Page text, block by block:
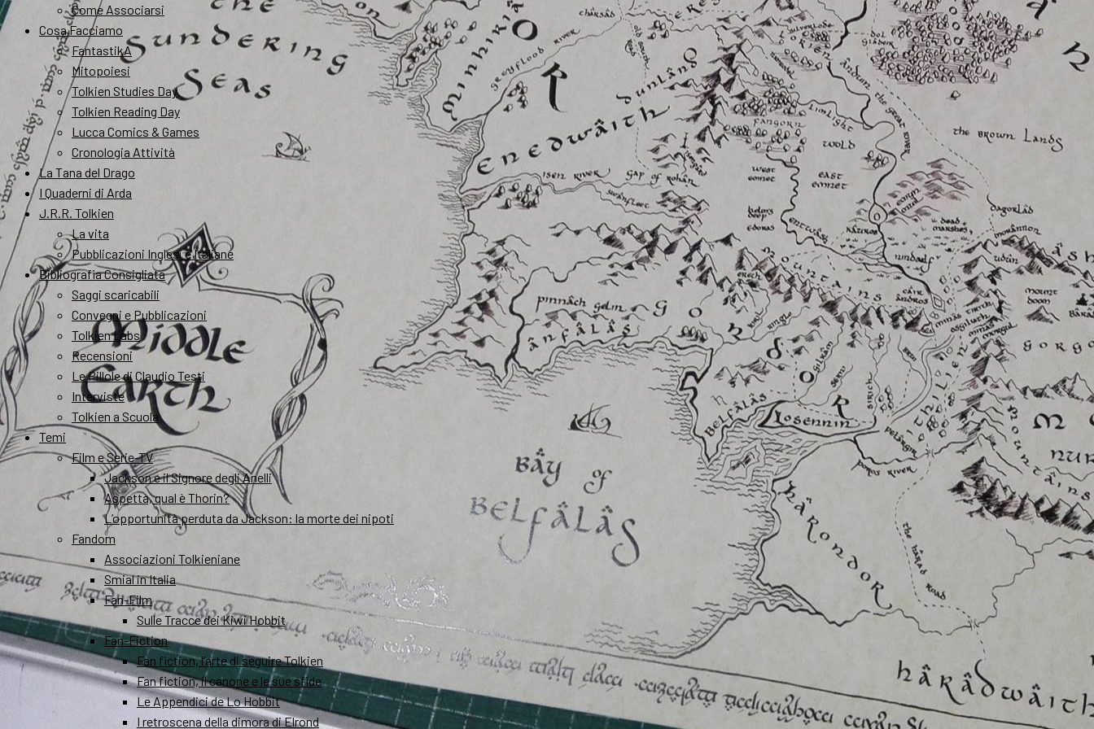
Come Associarsi
Cosa Facciamo
FantastikA
Mitopoiesi
Tolkien Studies Day
Tolkien Reading Day
Lucca Comics & Games
Cronologia Attività
La Tana del Drago
I Quaderni di Arda
J.R.R. Tolkien
La vita
Pubblicazioni Inglesi e Italiane
Bibliografia Consigliata
Saggi scaricabili
Convegni e Pubblicazioni
Tolkien Labs
Recensioni
Le Pillole di Claudio Testi
Interviste
Tolkien a Scuola
Temi
Film e Serie-TV
Jackson e il Signore degli Anelli
Aspetta, qual è Thorin?
L’opportunità perduta da Jackson: la morte dei nipoti
Fandom
Associazioni Tolkieniane
Smial in Italia
Fan-Film
Sulle Tracce dei Kiwi Hobbit
Fan-Fiction
Fan fiction, l’arte di seguire Tolkien
Fan fiction, il canone e le sue sfide
Le Appendici de Lo Hobbit
I retroscena della dimora di Elrond